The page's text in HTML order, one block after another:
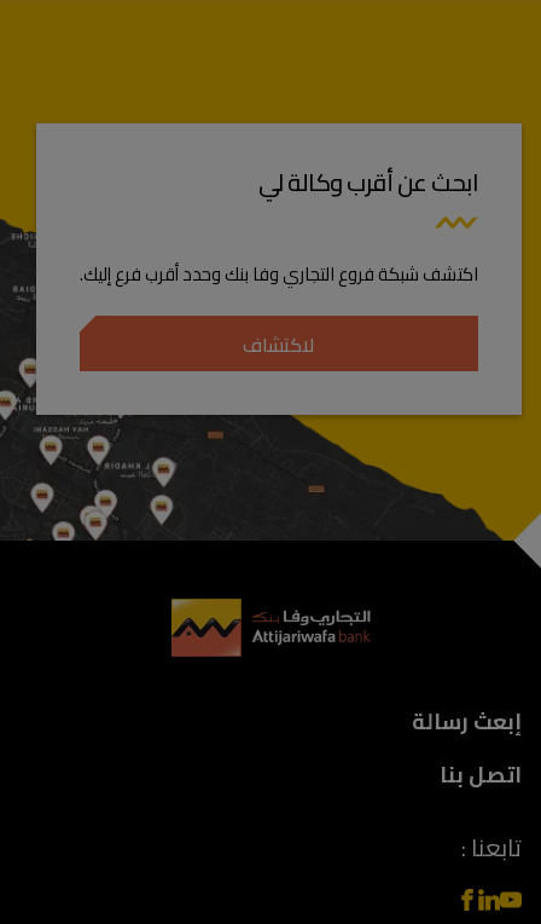
ابحث عن أقرب وكالة لي
اكتشف شبكة فروع التجاري وفا بنك وحدد أقرب فرع إليك.
لاكتشاف
Footer
إبعث رسالة
اتصل بنا
تابعنا :